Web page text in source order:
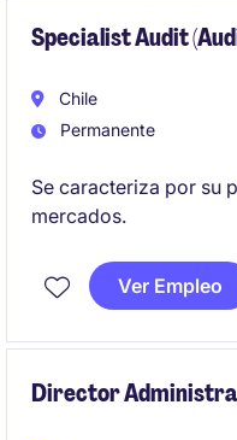
Specialist Audit
Chile
Permanente
Se caracteriza por su
mercados.
Ver Empleo
Director